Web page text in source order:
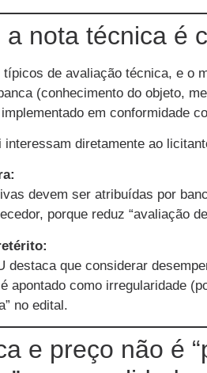
a nota técnica é
de avaliação técnica, e o
(conhecimento do objeto,
em conformidade
interessam diretamente ao
devem ser atribuídas por
porque reduz “avaliação
destaca que considerar
apontado como irregularidade
no edital.
e preço não é